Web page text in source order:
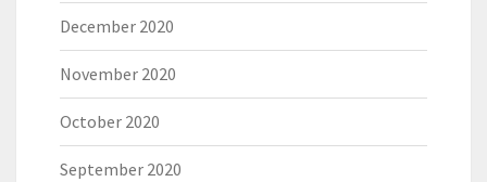
December 2020
November 2020
October 2020
September 2020